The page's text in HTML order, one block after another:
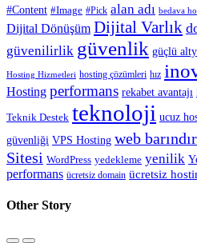
#Content #Image #Pick alan adı bedava
Dijital Dönüşüm Dijital Varlık
güvenilirlik güvenlik güçlü
Hosting Hizmetleri hosting çözümleri hız
Hosting performans rekabet avantajı
Teknik Destek teknoloji ucuz
güvenliği VPS Hosting web
Sitesi WordPress yedekleme yenilik
performans ücretsiz domain ücretsiz
Other Story